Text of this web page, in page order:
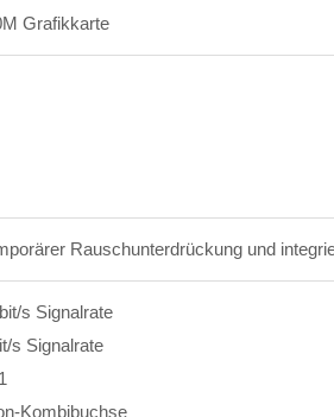
Grafikkarte
Rauschunterdrückung und
s Signalrate
s Signalrate
Kombibuchse